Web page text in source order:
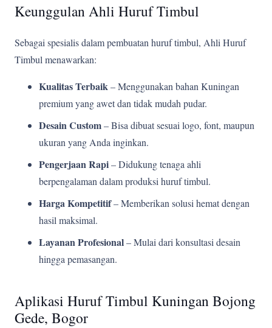
Keunggulan Ahli Huruf Timbul
Sebagai spesialis dalam pembuatan huruf timbul, Ahli Huruf
Timbul menawarkan:
Kualitas Terbaik– Menggunakan bahan Kuningan
premium yang awet dan tidak mudah pudar.
Desain Custom– Bisa dibuat sesuai logo, font, maupun
ukuran yang Anda inginkan.
Pengerjaan Rapi– Didukung tenaga ahli
berpengalaman dalam produksi huruf timbul.
Harga Kompetitif– Memberikan solusi hemat dengan
hasil maksimal.
Layanan Profesional– Mulai dari konsultasi desain
hingga pemasangan.
Aplikasi Huruf Timbul Kuningan Bojong
Gede, Bogor